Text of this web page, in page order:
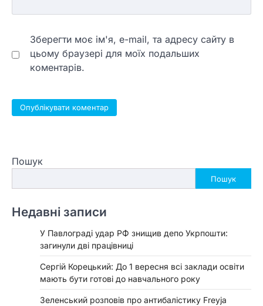
Зберегти моє ім'я, e-mail, та адресу сайту в
цьому браузері для моїх подальших
коментарів.
Пошук
Пошук
Недавні записи
У Павлограді удар РФ знищив депо Укрпошти:
загинули дві працівниці
Сергій Корецький: До 1 вересня всі заклади освіти
мають бути готові до навчального року
Зеленський розповів про антибалістику Freyja